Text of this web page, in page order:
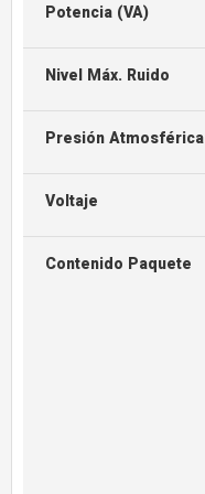
Potencia (VA)
Nivel Máx. Ruido
Presión Atmosférica
Voltaje
Contenido Paquete